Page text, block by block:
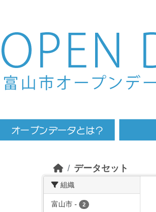
Skip to main content
データセット
組織
富山市 - 2